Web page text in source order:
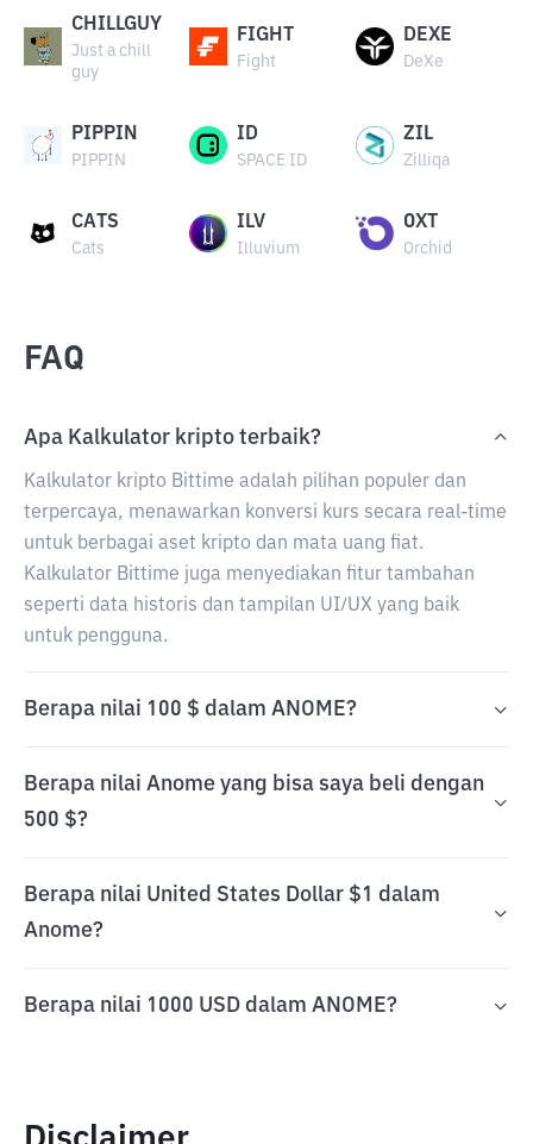
CHILLGUY
Just a chill
guy
FIGHT
Fight
DEXE
DeXe
PIPPIN
PIPPIN
ID
SPACE ID
ZIL
Zilliqa
CATS
Cats
ILV
Illuvium
OXT
Orchid
FAQ
Apa Kalkulator kripto terbaik?
Kalkulator kripto Bittime adalah pilihan populer dan
terpercaya, menawarkan konversi kurs secara real-time
untuk berbagai aset kripto dan mata uang fiat.
Kalkulator Bittime juga menyediakan fitur tambahan
seperti data historis dan tampilan UI/UX yang baik
untuk pengguna.
Berapa nilai 100 $ dalam ANOME?
Berapa nilai Anome yang bisa saya beli dengan
500 $?
Berapa nilai United States Dollar $1 dalam
Anome?
Berapa nilai 1000 USD dalam ANOME?